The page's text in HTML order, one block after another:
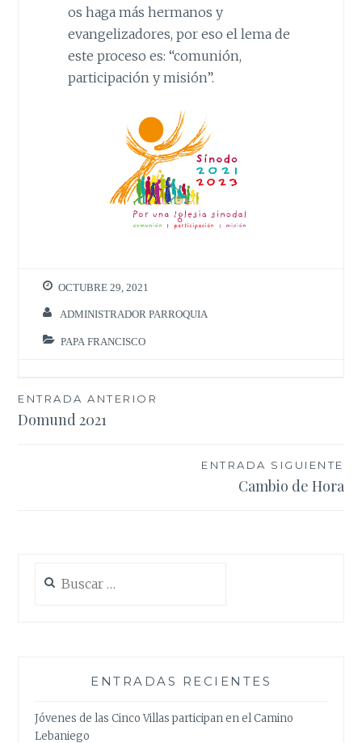
os haga más hermanos y
evangelizadores, por eso el lema de
este proceso es: “comunión,
participación y misión”.
OCTUBRE 29, 2021
ADMINISTRADOR PARROQUIA
PAPA FRANCISCO
Navegación
de
ENTRADA ANTERIOR
Domund 2021
ENTRADA SIGUIENTE
Cambio de Hora
ENTRADAS RECIENTES
Jóvenes de las Cinco Villas participan en el Camino
Lebaniego